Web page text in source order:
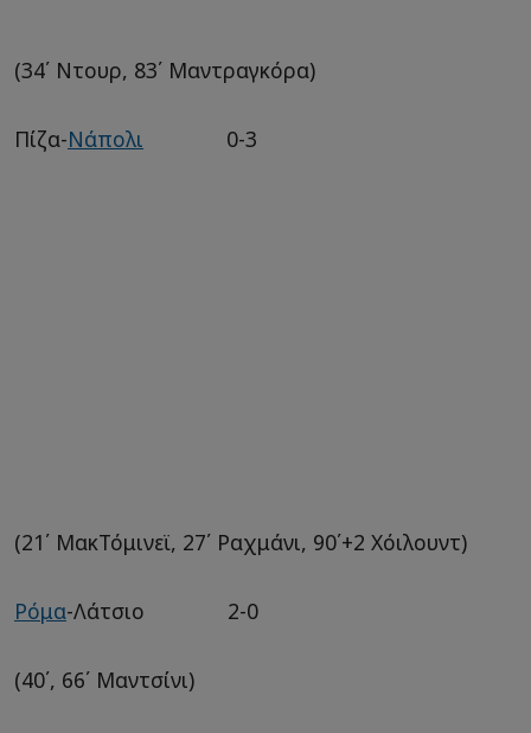
(34΄ Ντουρ, 83΄ Μαντραγκόρα)
Πίζα-Νάπολι 0-3
(21΄ ΜακΤόμινεϊ, 27΄ Ραχμάνι, 90΄+2 Χόιλουντ)
Ρόμα-Λάτσιο 2-0
(40΄, 66΄ Μαντσίνι)